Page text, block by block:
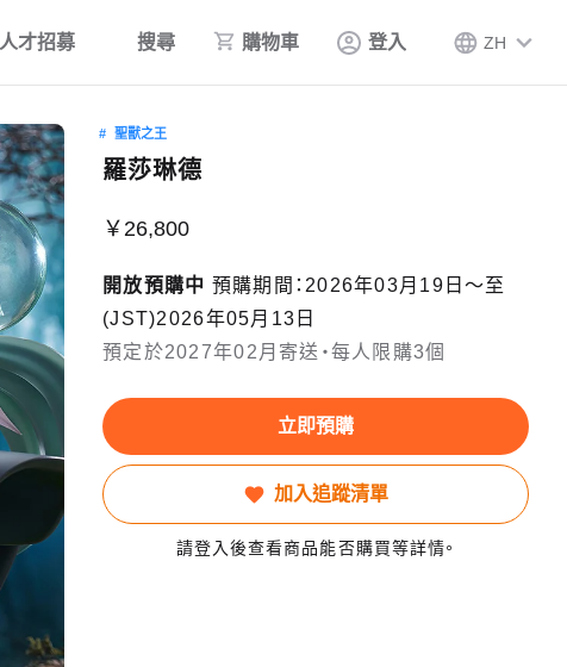
人才招募 搜尋 購物車 登入 ZH
聖獸之王
羅莎琳德
￥26,800
開放預購中 預購期間：2026年03月19日〜至
(JST)2026年05月13日
預定於2027年02月寄送・每人限購3個
立即預購
加入追蹤清單
請登入後查看商品能否購買等詳情。